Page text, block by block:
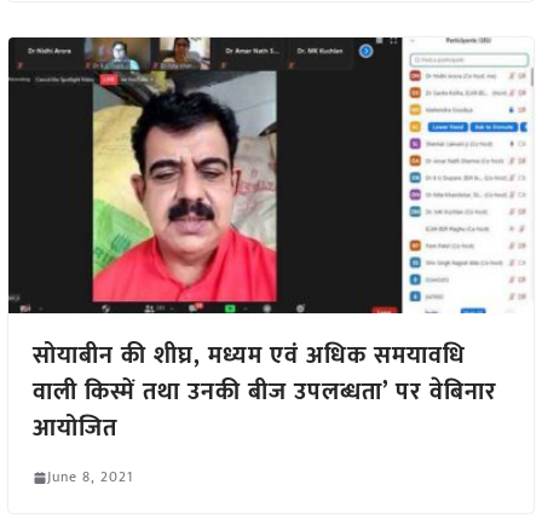
सोयाबीन की शीघ्र, मध्यम एवं अधिक समयावधि
वाली किस्में तथा उनकी बीज उपलब्धता’ पर वेबिनार
आयोजित
June 8, 2021